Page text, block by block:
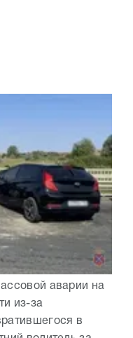
аварии на
из-за
в